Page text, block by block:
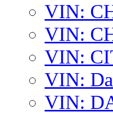
VIN:
VIN:
VIN:
VIN:
VIN: